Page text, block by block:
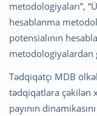
metodologiyaları”,
hesablanma
potensialının
metodologiyalardan
Tədqiqatçı MDB
tədqiqatlara çəkilən
payının